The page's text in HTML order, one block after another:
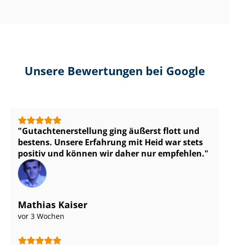
Unsere Bewertungen bei Google
Gut­ach­ten­er­stel­lung ging äußerst flott und
bestens. Unsere Erfahrung mit Heid war stets
positiv und können wir daher nur empfehlen.
Mathias Kaiser
vor 3 Wochen